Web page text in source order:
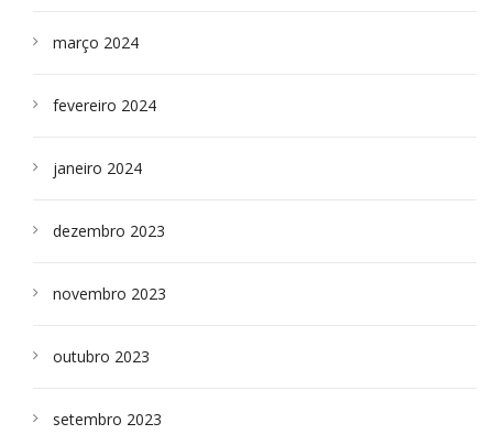
março 2024
fevereiro 2024
janeiro 2024
dezembro 2023
novembro 2023
outubro 2023
setembro 2023